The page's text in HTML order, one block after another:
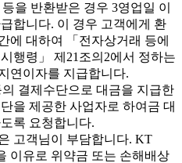
을 반환받은 경우 3영업일 이
합니다. 이 경우 고객에게 환
에 대하여 「전자상거래 등에
행령」 제21조의2에서 정하는
연이자를 지급합니다.
결제수단으로 대금을 지급한
을 제공한 사업자로 하여금 대
록 요청합니다.
고객님이 부담합니다. KT
이유로 위약금 또는 손해배상